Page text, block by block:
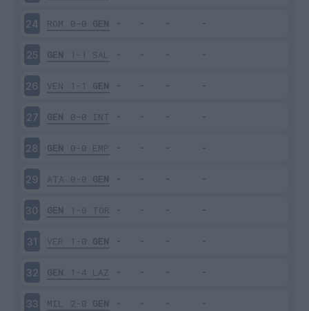
24 ROM 0-0 GEN
25 GEN 1-1 SAL
26 VEN 1-1 GEN
27 GEN 0-0 INT
28 GEN 0-0 EMP
29 ATA 0-0 GEN
30 GEN 1-0 TOR
31 VER 1-0 GEN
32 GEN 1-4 LAZ
33 MIL 2-0 GEN